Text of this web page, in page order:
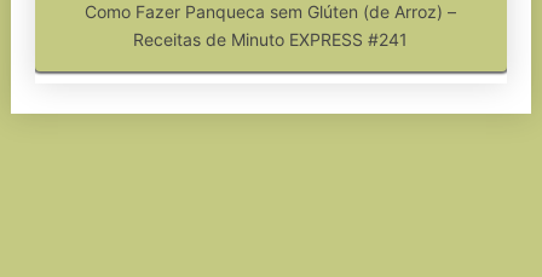
Como Fazer Panqueca sem Glúten (de Arroz) –
Receitas de Minuto EXPRESS #241